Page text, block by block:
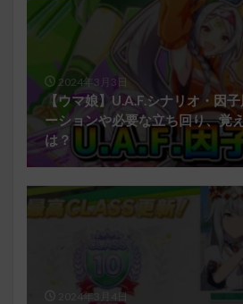
2024年3月3日
【ウマ娘】U.A.F.シナリオ・因
ーションや必要な立ち回り、覚
は？
2024年3月4日